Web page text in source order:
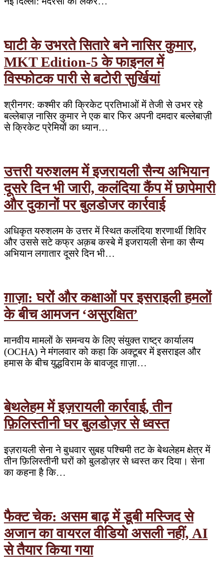
घाटी के उभरते सितारे बने नासिर कुमार,
MKT Edition-5 के फाइनल में
विस्फोटक पारी से बटोरी सुर्खियां
श्रीनगर: कश्मीर की क्रिकेट प्रतिभाओं में तेजी से उभर रहे
बल्लेबाज़ नासिर कुमार ने एक बार फिर अपनी दमदार बल्लेबाज़ी
से क्रिकेट प्रेमियों का ध्यान…
उत्तरी यरुशलम में इजरायली सैन्य अभियान
दूसरे दिन भी जारी, कलंदिया कैंप में छापेमारी
और दुकानों पर बुलडोजर कार्रवाई
अधिकृत यरुशलम के उत्तर में स्थित कलंदिया शरणार्थी शिविर
और उससे सटे कफ्र अक़ब कस्बे में इजरायली सेना का सैन्य
अभियान लगातार दूसरे दिन भी…
ग़ाज़ा: घरों और कक्षाओं पर इसराइली हमलों
के बीच आमजन ‘असुरक्षित’
मानवीय मामलों के समन्वय के लिए संयुक्त राष्ट्र कार्यालय
(OCHA) ने मंगलवार को कहा कि अक्टूबर में इसराइल और
हमास के बीच युद्धविराम के बावजूद ग़ाज़ा…
बेथलेहम में इज़रायली कार्रवाई, तीन
फ़िलिस्तीनी घर बुलडोज़र से ध्वस्त
इज़रायली सेना ने बुधवार सुबह पश्चिमी तट के बेथलेहम क्षेत्र में
तीन फ़िलिस्तीनी घरों को बुलडोज़र से ध्वस्त कर दिया। सेना
का कहना है कि…
फैक्ट चेक: असम बाढ़ में डूबी मस्जिद से
अजान का वायरल वीडियो असली नहीं, AI
से तैयार किया गया